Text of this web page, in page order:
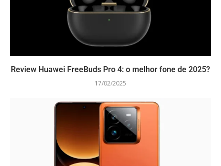
Review Huawei FreeBuds Pro 4: o melhor fone de 2025?
17/02/2025